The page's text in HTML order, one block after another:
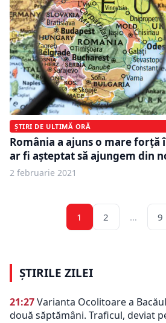
ȘTIRI DE ULTIMĂ ORĂ
România a ajuns o mare forță
ar fi așteptat să ajungem din
2 februarie 2021
1 2 … 9
ȘTIRILE ZILEI
21:27Varianta Ocolitoare a
două săptămâni. Traficul, deviat